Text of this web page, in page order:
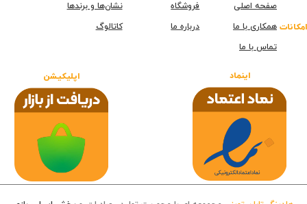
امکانات
صفحه اصلی فروشگاه
نشان‌ها و برندها
همکاری با ما
درباره ما
کاتالوگ
تماس با ما
اینماد اپلیکیشن